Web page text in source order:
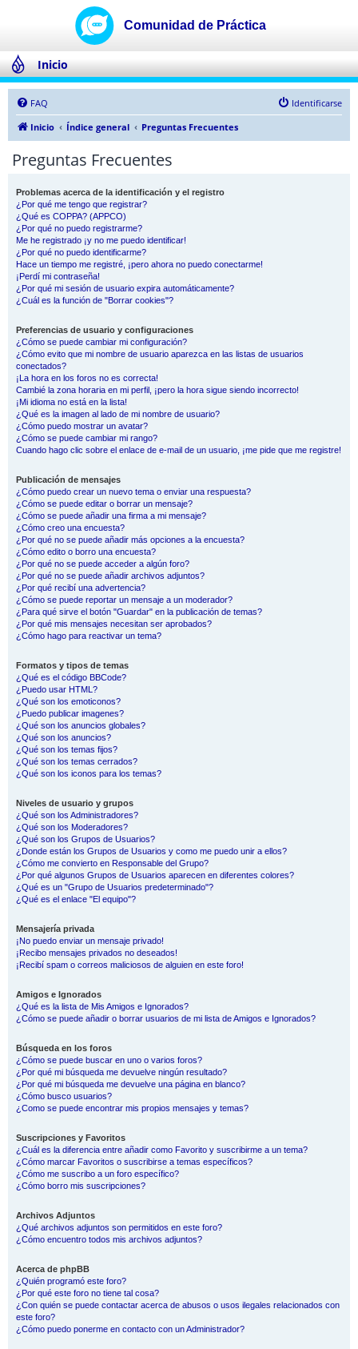
Inicio
FAQ
Identificarse
Inicio
Índice general Preguntas Frecuentes
Preguntas Frecuentes
Problemas acerca de la identificación y el registro
¿Por qué me tengo que registrar?
¿Qué es COPPA? (APPCO)
¿Por qué no puedo registrarme?
Me he registrado ¡y no me puedo identificar!
¿Por qué no puedo identificarme?
Hace un tiempo me registré, ¡pero ahora no puedo conectarme!
¡Perdí mi contraseña!
¿Por qué mi sesión de usuario expira automáticamente?
¿Cuál es la función de "Borrar cookies"?
Preferencias de usuario y configuraciones
¿Cómo se puede cambiar mi configuración?
¿Cómo evito que mi nombre de usuario aparezca en las listas de usuarios
conectados?
¡La hora en los foros no es correcta!
Cambié la zona horaria en mi perfil, ¡pero la hora sigue siendo incorrecto!
¡Mi idioma no está en la lista!
¿Qué es la imagen al lado de mi nombre de usuario?
¿Cómo puedo mostrar un avatar?
¿Cómo se puede cambiar mi rango?
Cuando hago clic sobre el enlace de e-mail de un usuario, ¡me pide que me registre!
Publicación de mensajes
¿Cómo puedo crear un nuevo tema o enviar una respuesta?
¿Cómo se puede editar o borrar un mensaje?
¿Cómo se puede añadir una firma a mi mensaje?
¿Cómo creo una encuesta?
¿Por qué no se puede añadir más opciones a la encuesta?
¿Cómo edito o borro una encuesta?
¿Por qué no se puede acceder a algún foro?
¿Por qué no se puede añadir archivos adjuntos?
¿Por qué recibí una advertencia?
¿Cómo se puede reportar un mensaje a un moderador?
¿Para qué sirve el botón "Guardar" en la publicación de temas?
¿Por qué mis mensajes necesitan ser aprobados?
¿Cómo hago para reactivar un tema?
Formatos y tipos de temas
¿Qué es el código BBCode?
¿Puedo usar HTML?
¿Qué son los emoticonos?
¿Puedo publicar imagenes?
¿Qué son los anuncios globales?
¿Qué son los anuncios?
¿Qué son los temas fijos?
¿Qué son los temas cerrados?
¿Qué son los iconos para los temas?
Niveles de usuario y grupos
¿Qué son los Administradores?
¿Qué son los Moderadores?
¿Qué son los Grupos de Usuarios?
¿Donde están los Grupos de Usuarios y como me puedo unir a ellos?
¿Cómo me convierto en Responsable del Grupo?
¿Por qué algunos Grupos de Usuarios aparecen en diferentes colores?
¿Qué es un "Grupo de Usuarios predeterminado"?
¿Qué es el enlace "El equipo"?
Mensajería privada
¡No puedo enviar un mensaje privado!
¡Recibo mensajes privados no deseados!
¡Recibí spam o correos maliciosos de alguien en este foro!
Amigos e Ignorados
¿Qué es la lista de Mis Amigos e Ignorados?
¿Cómo se puede añadir o borrar usuarios de mi lista de Amigos e Ignorados?
Búsqueda en los foros
¿Cómo se puede buscar en uno o varios foros?
¿Por qué mi búsqueda me devuelve ningún resultado?
¿Por qué mi búsqueda me devuelve una página en blanco?
¿Cómo busco usuarios?
¿Como se puede encontrar mis propios mensajes y temas?
Suscripciones y Favoritos
¿Cuál es la diferencia entre añadir como Favorito y suscribirme a un tema?
¿Cómo marcar Favoritos o suscribirse a temas específicos?
¿Cómo me suscribo a un foro específico?
¿Cómo borro mis suscripciones?
Archivos Adjuntos
¿Qué archivos adjuntos son permitidos en este foro?
¿Cómo encuentro todos mis archivos adjuntos?
Acerca de phpBB
¿Quién programó este foro?
¿Por qué este foro no tiene tal cosa?
¿Con quién se puede contactar acerca de abusos o usos ilegales relacionados con
este foro?
¿Cómo puedo ponerme en contacto con un Administrador?